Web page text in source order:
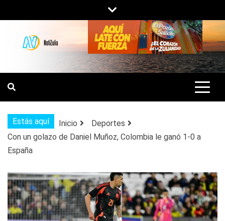
al
contenido
NOTIZULIA
NOTICIAS DEL ZULIA, VENEZUELA Y
DE INTERÉS GENERAL.
Estás aquí Inicio
Deportes
Con un golazo de Daniel Muñoz, Colombia le ganó 1-0 a
España